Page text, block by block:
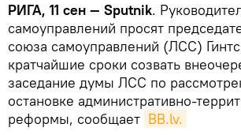
РИГА, 11 сен — Sputnik.
самоуправлений просят
союза самоуправлений (ЛСС)
кратчайшие сроки созвать
заседание думы ЛСС по
остановке административно-
реформы, сообщает BB.lv.